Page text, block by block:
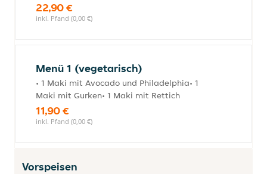
22,90 €
inkl. Pfand (0,00 €)
Menü 1 (vegetarisch)
• 1 Maki mit Avocado und Philadelphia• 1
Maki mit Gurken• 1 Maki mit Rettich
11,90 €
inkl. Pfand (0,00 €)
Vorspeisen